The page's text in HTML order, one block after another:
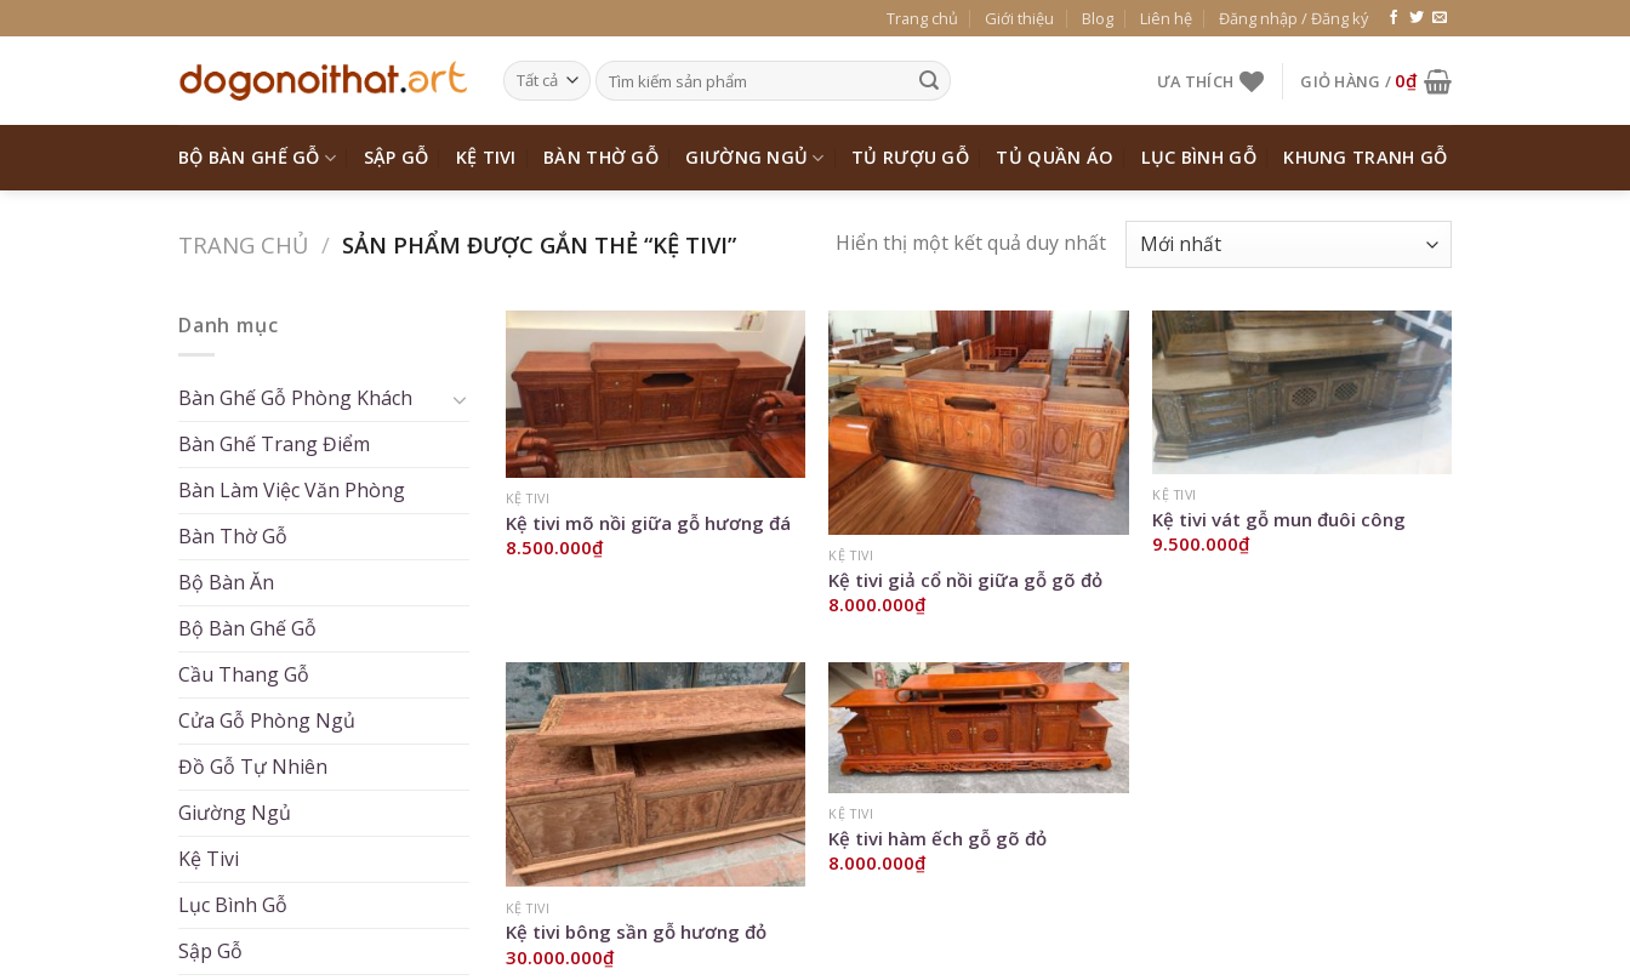
to
Trang chủ Giới thiệu Blog Liên hệ Đăng nhập / Đăng ký
ƯA THÍCH GIỎ HÀNG / 0₫
BỘ BÀN GHẾ GỖ SẬP GỖ KỆ TIVI BÀN THỜ GỖ GIƯỜNG NGỦ TỦ RƯỢU GỖ TỦ QUẦN ÁO LỤC BÌNH GỖ KHUNG TRANH GỖ
TRANG CHỦ / SẢN PHẨM ĐƯỢC GẮN THẺ “KỆ TIVI” Hiển thị một kết quả duy nhất
Danh mục
Bàn Ghế Gỗ Phòng Khách
Bàn Ghế Trang Điểm
Bàn Làm Việc Văn Phòng
Bàn Thờ Gỗ
Bộ Bàn Ăn
Bộ Bàn Ghế Gỗ
Cầu Thang Gỗ
Cửa Gỗ Phòng Ngủ
Đồ Gỗ Tự Nhiên
Giường Ngủ
Kệ Tivi
Lục Bình Gỗ
Sập Gỗ
Add to
Wishlist
KỆ TIVI
Kệ tivi mõ nồi giữa gỗ hương đá
8.500.000₫
Add to
Wishlist
KỆ TIVI
Kệ tivi giả cổ nồi giữa gỗ gõ đỏ
8.000.000₫
Add to
Wishlist
KỆ TIVI
Kệ tivi vát gỗ mun đuôi công
9.500.000₫
Add to
Wishlist
KỆ TIVI
Kệ tivi bông sần gỗ hương đỏ
30.000.000₫
Add to
Wishlist
KỆ TIVI
Kệ tivi hàm ếch gỗ gõ đỏ
8.000.000₫